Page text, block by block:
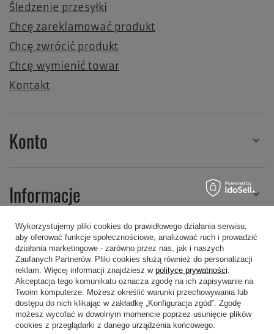
Śledzenie przesyłki
Chcę zareklamować produkt
Chcę zwrócić produkt
Chcę wymienić towar
Kontakt
Konto
Informacje
Regulaminy
607 605 505 kropa@kropa.pl
Wykorzystujemy pliki cookies do prawidłowego działania serwisu,
aby oferować funkcje społecznościowe, analizować ruch i prowadzić
działania marketingowe - zarówno przez nas, jak i naszych
Zaufanych Partnerów. Pliki cookies służą również do personalizacji
reklam. Więcej informacji znajdziesz w polityce prywatności.
Akceptacja tego komunikatu oznacza zgodę na ich zapisywanie na
Twoim komputerze. Możesz określić warunki przechowywania lub
dostępu do nich klikając w zakładkę „Konfiguracja zgód”. Zgodę
możesz wycofać w dowolnym momencie poprzez usunięcie plików
cookies z przeglądarki z danego urządzenia końcowego.